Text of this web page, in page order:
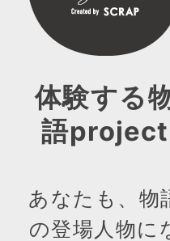
体験する
語project
あなたも、物
の登場人物に